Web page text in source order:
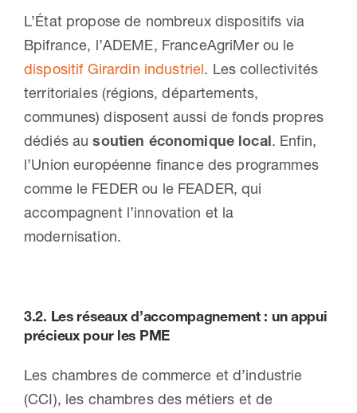
L’État propose de nombreux dispositifs via
Bpifrance, l’ADEME, FranceAgriMer ou le
dispositif Girardin industriel. Les collectivités
territoriales (régions, départements,
communes) disposent aussi de fonds propres
dédiés ausoutien économique local. Enfin,
l’Union européenne finance des programmes
comme le FEDER ou le FEADER, qui
accompagnent l’innovation et la
modernisation.
3.2. Les réseaux d’accompagnement : un appui
précieux pour les PME
Les chambres de commerce et d’industrie
(CCI), les chambres des métiers et de